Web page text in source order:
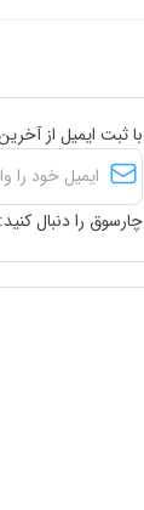
با ثبت ایمیل از
چارسوق را دنبال کنید: